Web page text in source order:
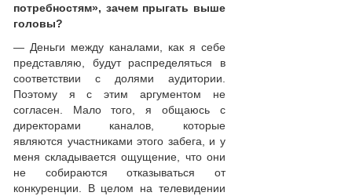
потребностям», зачем прыгать выше
головы?
— Деньги между каналами, как я себе
представляю, будут распределяться в
соответствии с долями аудитории.
Поэтому я с этим аргументом не
согласен. Мало того, я общаюсь с
директорами каналов, которые
являются участниками этого забега, и у
меня складывается ощущение, что они
не собираются отказываться от
конкуренции. В целом на телевидении